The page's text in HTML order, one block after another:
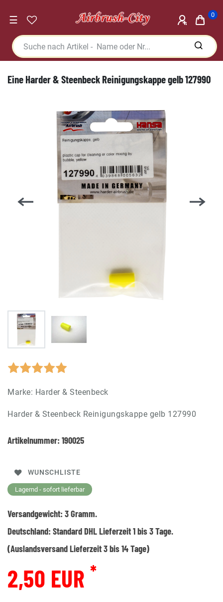
☰ 0
Eine Harder & Steenbeck Reinigungskappe gelb 127990
Marke: Harder & Steenbeck
Harder & Steenbeck Reinigungskappe gelb 127990
Artikelnummer: 190025
WUNSCHLISTE
Lagernd - sofort lieferbar
Versandgewicht: 3Gramm.
Deutschland: Standard DHL Lieferzeit 1 bis 3 Tage.
(Auslandsversand Lieferzeit 3 bis 14 Tage)
2,50 EUR *